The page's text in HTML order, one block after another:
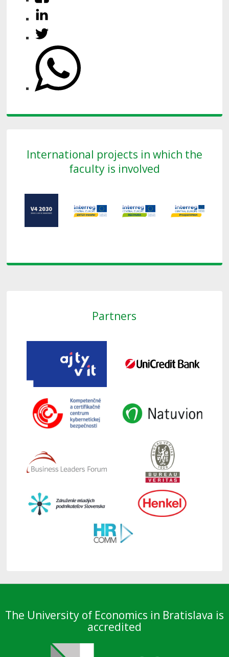
International projects in which the
faculty is involved
Partners
The University of Economics in Bratislava is
accredited